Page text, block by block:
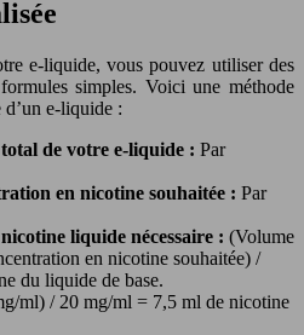
e-liquide, vous pouvez utiliser des
simples. Voici une méthode
e-liquide :
de votre e-liquide : Par
en nicotine souhaitée : Par
liquide nécessaire : (Volume
en nicotine souhaitée) /
du liquide de base.
ml) / 20 mg/ml = 7,5 ml de nicotine